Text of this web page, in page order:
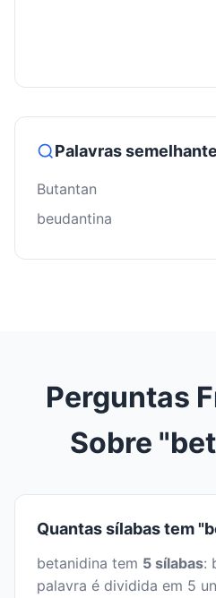
Palavras
Butantan
beudantina
Perguntas
Sobre
Quantas sílabas tem
betanidina tem 5 sílabas:
palavra é dividida em 5